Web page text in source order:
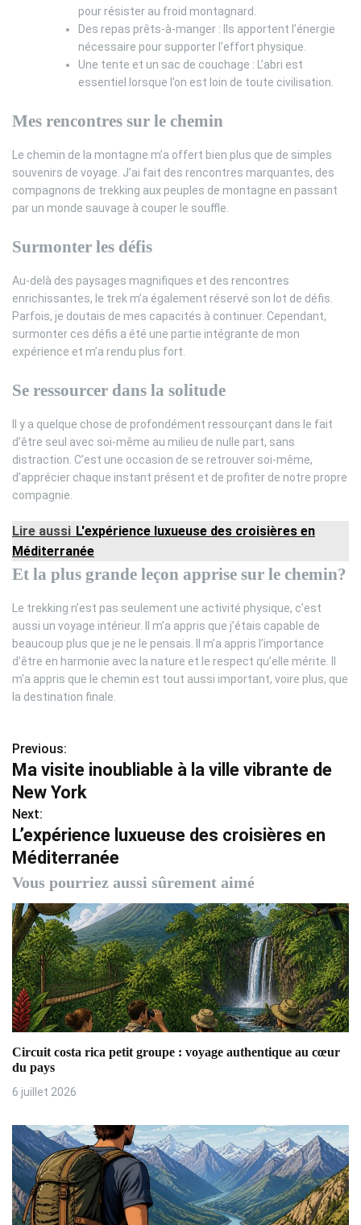
pour résister au froid montagnard.
Des repas prêts-à-manger : Ils apportent l’énergie
nécessaire pour supporter l’effort physique.
Une tente et un sac de couchage : L’abri est
essentiel lorsque l’on est loin de toute civilisation.
Mes rencontres sur le chemin
Le chemin de la montagne m’a offert bien plus que de simples
souvenirs de voyage. J’ai fait des rencontres marquantes, des
compagnons de trekking aux peuples de montagne en passant
par un monde sauvage à couper le souffle.
Surmonter les défis
Au-delà des paysages magnifiques et des rencontres
enrichissantes, le trek m’a également réservé son lot de défis.
Parfois, je doutais de mes capacités à continuer. Cependant,
surmonter ces défis a été une partie intégrante de mon
expérience et m’a rendu plus fort.
Se ressourcer dans la solitude
Il y a quelque chose de profondément ressourçant dans le fait
d’être seul avec soi-même au milieu de nulle part, sans
distraction. C’est une occasion de se retrouver soi-même,
d’apprécier chaque instant présent et de profiter de notre propre
compagnie.
Lire aussi L'expérience luxueuse des croisières en
Méditerranée
Et la plus grande leçon apprise sur le chemin?
Le trekking n’est pas seulement une activité physique, c’est
aussi un voyage intérieur. Il m’a appris que j’étais capable de
beaucoup plus que je ne le pensais. Il m’a appris l’importance
d’être en harmonie avec la nature et le respect qu’elle mérite. Il
m’a appris que le chemin est tout aussi important, voire plus, que
la destination finale.
N
a
v
i
g
a
t
i
o
n
d
e
l
’
a
r
Previous:
Ma visite inoubliable à la ville vibrante de
New York
Next:
L’expérience luxueuse des croisières en
Méditerranée
Vous pourriez aussi sûrement aimé
Circuit costa rica petit groupe : voyage authentique au cœur
du pays
6 juillet 2026